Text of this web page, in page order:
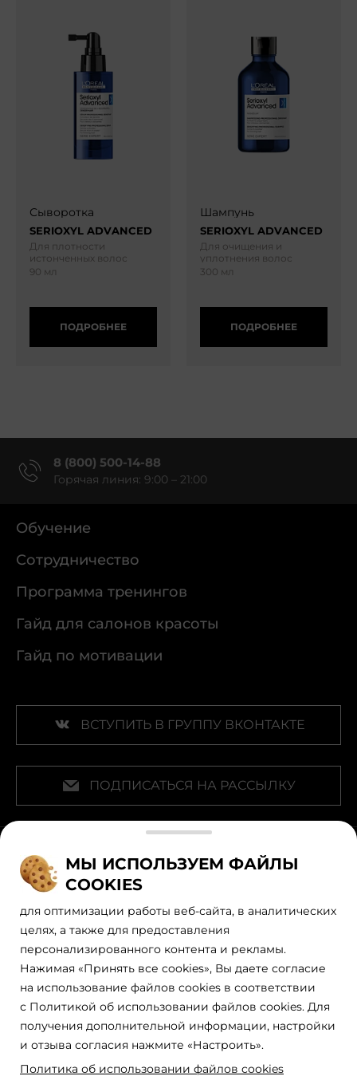
Сыворотка
SERIOXYL ADVANCED
Для плотности
истонченных волос
90 мл
ПОДРОБНЕЕ
Шампунь
SERIOXYL ADVANCED
Для очищения и
уплотнения волос
300 мл
ПОДРОБНЕЕ
8 (800) 500-14-88
Горячая линия: 9:00 – 21:00
Обучение
Сотрудничество
Программа тренингов
Гайд для салонов красоты
Гайд по мотивации
ВСТУПИТЬ В ГРУППУ ВКОНТАКТЕ
ПОДПИСАТЬСЯ НА РАССЫЛКУ
Наши официальные партнеры
Политика обработки персональных данных
Правила пользования сайтом
МЫ ИСПОЛЬЗУЕМ ФАЙЛЫ
COOKIES
для оптимизации работы веб-сайта, в аналитических
целях, а также для предоставления
персонализированного контента и рекламы.
Нажимая «Принять все cookies», Вы даете согласие
на использование файлов cookies в соответствии
с Политикой об использовании файлов cookies. Для
получения дополнительной информации, настройки
и отзыва согласия нажмите «Настроить».
Политика об использовании файлов cookies